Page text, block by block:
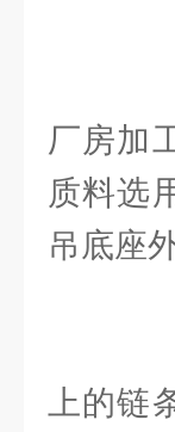
3.
厂房加
质料选
吊底座
4.
上的链